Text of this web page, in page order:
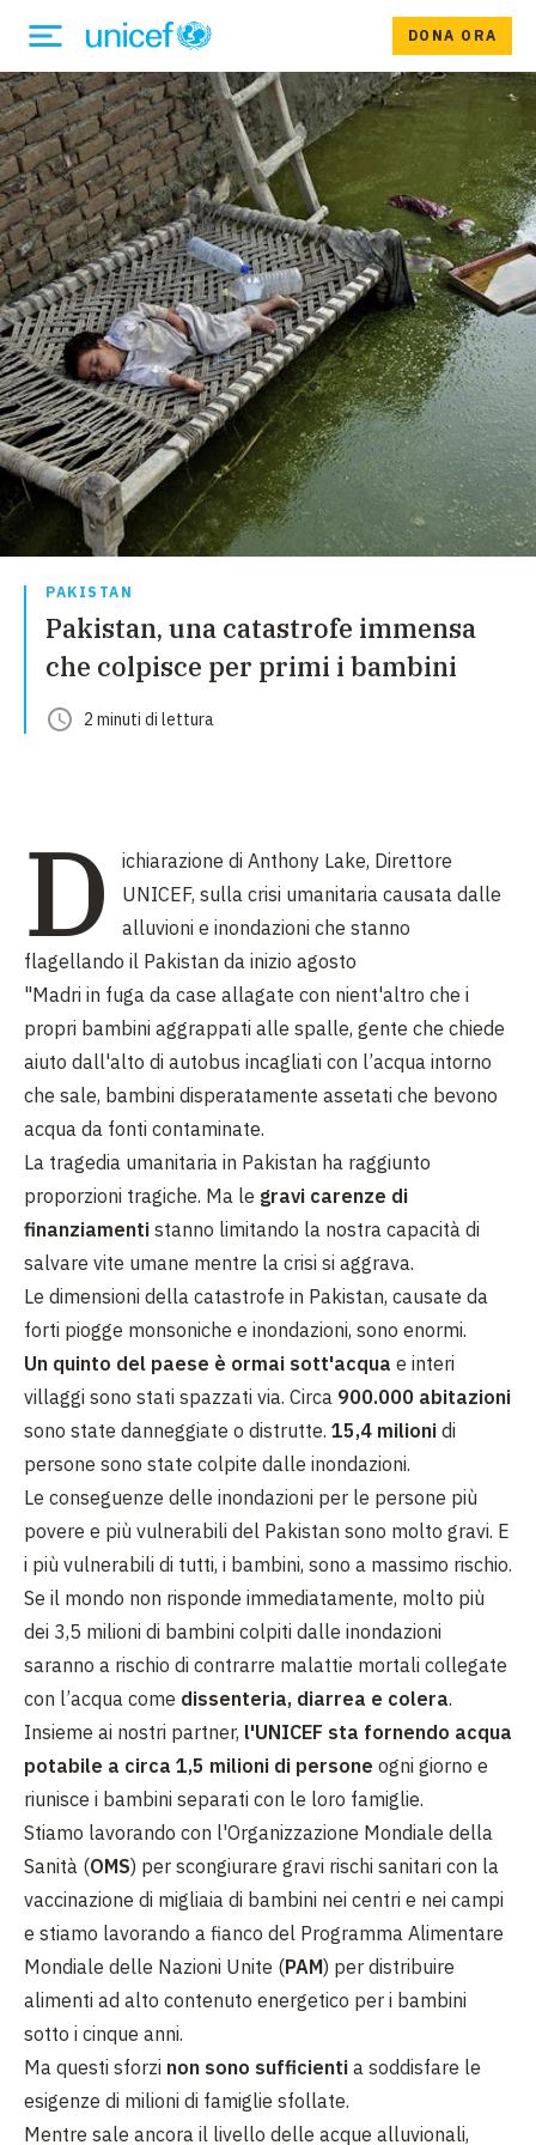
DONA ORA
PAKISTAN
Pakistan, una catastrofe immensa
che colpisce per primi i bambini
2 minuti di lettura
D
ichiarazione di Anthony Lake, Direttore
UNICEF, sulla crisi umanitaria causata dalle
alluvioni e inondazioni che stanno
flagellando il Pakistan da inizio agosto
"Madri in fuga da case allagate con nient'altro che i
propri bambini aggrappati alle spalle, gente che chiede
aiuto dall'alto di autobus incagliati con l’acqua intorno
che sale, bambini disperatamente assetati che bevono
acqua da fonti contaminate.
La tragedia umanitaria in Pakistan ha raggiunto
proporzioni tragiche. Ma le gravi carenze di
finanziamenti stanno limitando la nostra capacità di
salvare vite umane mentre la crisi si aggrava.
Le dimensioni della catastrofe in Pakistan, causate da
forti piogge monsoniche e inondazioni, sono enormi.
Un quinto del paese è ormai sott'acqua e interi
villaggi sono stati spazzati via. Circa 900.000 abitazioni
sono state danneggiate o distrutte. 15,4 milioni di
persone sono state colpite dalle inondazioni.
Le conseguenze delle inondazioni per le persone più
povere e più vulnerabili del Pakistan sono molto gravi. E
i più vulnerabili di tutti, i bambini, sono a massimo rischio.
Se il mondo non risponde immediatamente, molto più
dei 3,5 milioni di bambini colpiti dalle inondazioni
saranno a rischio di contrarre malattie mortali collegate
con l’acqua come dissenteria, diarrea e colera.
Insieme ai nostri partner, l'UNICEF sta fornendo acqua
potabile a circa 1,5 milioni di persone ogni giorno e
riunisce i bambini separati con le loro famiglie.
Stiamo lavorando con l'Organizzazione Mondiale della
Sanità (OMS) per scongiurare gravi rischi sanitari con la
vaccinazione di migliaia di bambini nei centri e nei campi
e stiamo lavorando a fianco del Programma Alimentare
Mondiale delle Nazioni Unite (PAM) per distribuire
alimenti ad alto contenuto energetico per i bambini
sotto i cinque anni.
Ma questi sforzi non sono sufficienti a soddisfare le
esigenze di milioni di famiglie sfollate.
Mentre sale ancora il livello delle acque alluvionali,